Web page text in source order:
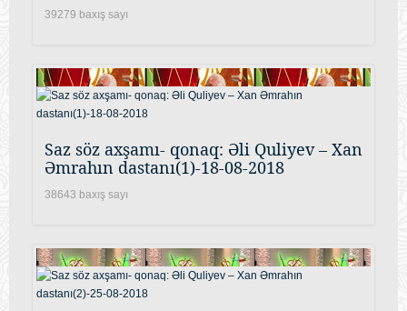
39279 baxış sayı
Saz söz axşamı- qonaq: Əli Quliyev – Xan
Əmrahın dastanı(1)-18-08-2018
38643 baxış sayı